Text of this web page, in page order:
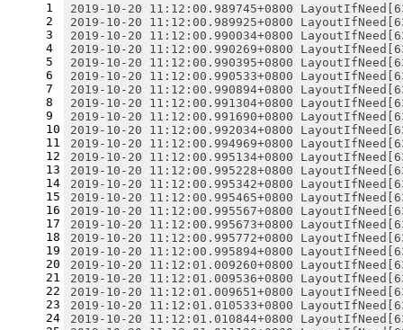
1
2
3
4
5
6
7
8
9
10
11
12
13
14
15
16
17
18
19
20
21
22
23
24
2019-10-20 11:12:00.989745+0800
2019-10-20 11:12:00.989925+0800
2019-10-20 11:12:00.990034+0800
2019-10-20 11:12:00.990269+0800
2019-10-20 11:12:00.990395+0800
2019-10-20 11:12:00.990533+0800
2019-10-20 11:12:00.990894+0800
2019-10-20 11:12:00.991304+0800
2019-10-20 11:12:00.991690+0800
2019-10-20 11:12:00.992034+0800
2019-10-20 11:12:00.994969+0800
2019-10-20 11:12:00.995134+0800
2019-10-20 11:12:00.995228+0800
2019-10-20 11:12:00.995342+0800
2019-10-20 11:12:00.995465+0800
2019-10-20 11:12:00.995567+0800
2019-10-20 11:12:00.995673+0800
2019-10-20 11:12:00.995772+0800
2019-10-20 11:12:00.995894+0800
2019-10-20 11:12:01.009260+0800
2019-10-20 11:12:01.009536+0800
2019-10-20 11:12:01.009651+0800
2019-10-20 11:12:01.010533+0800
2019-10-20 11:12:01.010844+0800